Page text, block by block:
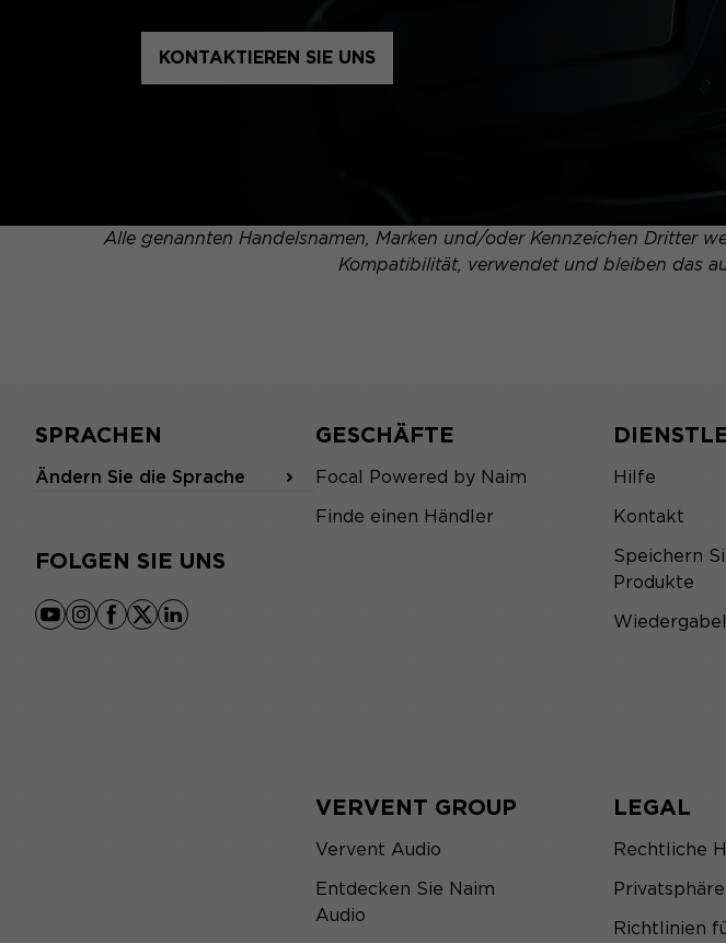
KONTAKTIEREN SIE UNS
Alle genannten Handelsnamen, Marken und/oder Kennzeichen Dritter
Kompatibilität, verwendet und bleiben das
SPRACHEN
Ändern Sie die Sprache
FOLGEN SIE UNS
youtube
instagram
facebook
x linkedin
GESCHÄFTE
Focal Powered by Naim
Finde einen Händler
Hilfe
Kontakt
Speichern
Produkte
VERVENT GROUP
Vervent Audio
Entdecken Sie Naim
Audio
LEGAL
Rechtliche
Richtlinien